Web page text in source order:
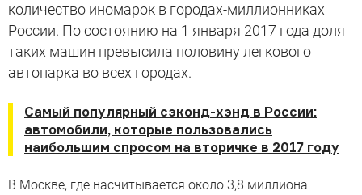
количество иномарок в городах-миллионниках
России. По состоянию на 1 января 2017 года доля
таких машин превысила половину легкового
автопарка во всех городах.
Самый популярный сэконд-хэнд в России:
автомобили, которые пользовались
наибольшим спросом на вторичке в 2017 году
В Москве, где насчитывается около 3,8 миллиона